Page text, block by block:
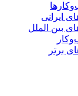
ایرانی
بین الملل
برتر